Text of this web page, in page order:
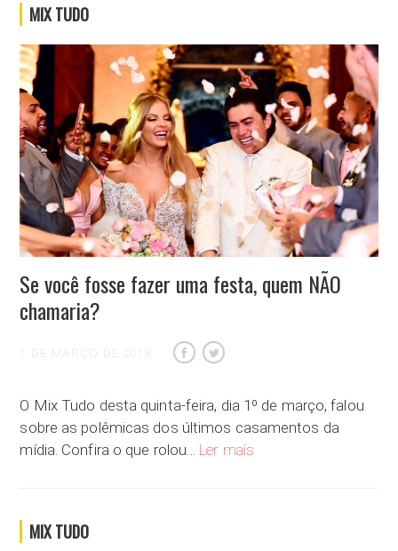
MIX TUDO
Se você fosse fazer uma festa, quem NÃO
chamaria?
1 DE MARÇO DE 2018
O Mix Tudo desta quinta-feira, dia 1º de março, falou
sobre as polêmicas dos últimos casamentos da
mídia. Confira o que rolou… Ler mais
MIX TUDO